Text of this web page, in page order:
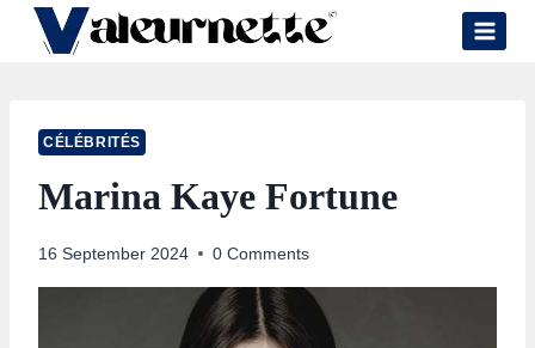
Skip
CÉLÉBRITÉS
Marina Kaye Fortune
16 September 2024 0 Comments